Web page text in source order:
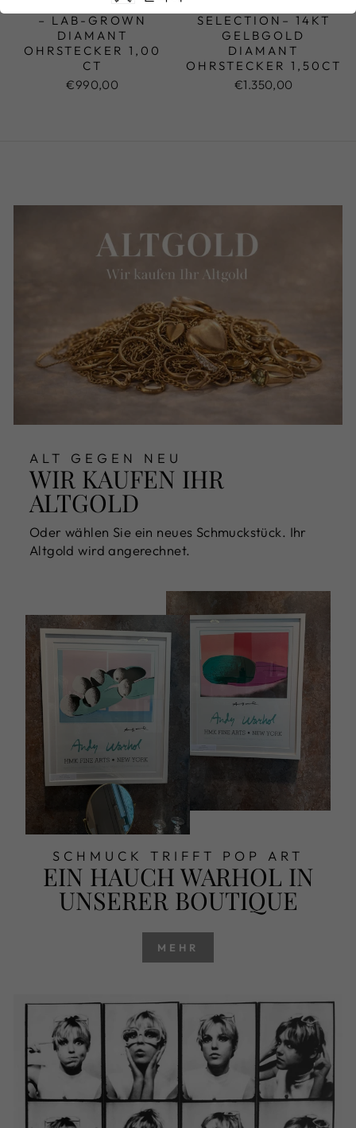
HABAN’S SELECTION
– LAB-GROWN
DIAMANT
OHRSTECKER 1,00
CT
€990,00
SELECTION– 14KT
GELBGOLD
DIAMANT
OHRSTECKER 1,50CT
€1.350,00
ALT GEGEN NEU
WIR KAUFEN IHR
ALTGOLD
Oder wählen Sie ein neues Schmuckstück. Ihr
Altgold wird angerechnet.
SCHMUCK TRIFFT POP ART
EIN HAUCH WARHOL IN
UNSERER BOUTIQUE
MEHR